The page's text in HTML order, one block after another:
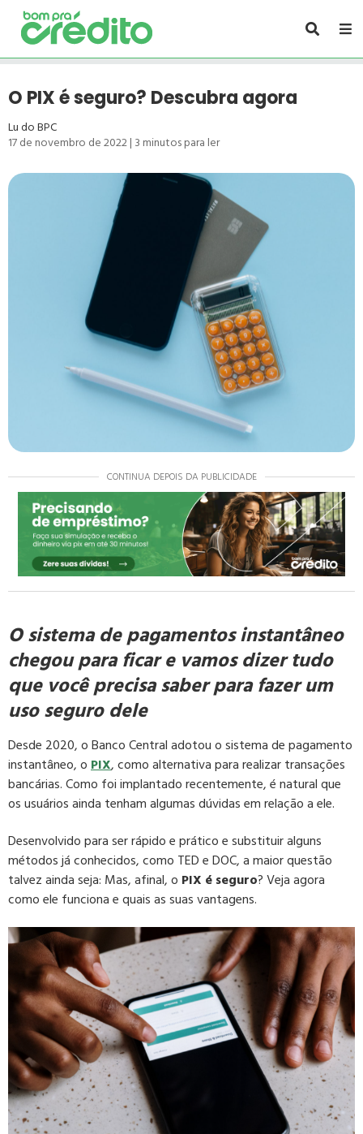
O PIX é seguro? Descubra agora
Lu do BPC
17 de novembro de 2022| 3minutos para ler
CONTINUA DEPOIS DA PUBLICIDADE
O sistema de pagamentos instantâneo
chegou para ficar e vamos dizer tudo
que você precisa saber para fazer um
uso seguro dele
Desde 2020, o Banco Central adotou o sistema de pagamento
instantâneo, oPIX, como alternativa para realizar transações
bancárias. Como foi implantado recentemente, é natural que
os usuários ainda tenham algumas dúvidas em relação a ele.
Desenvolvido para ser rápido e prático e substituir alguns
métodos já conhecidos, como TED e DOC, a maior questão
talvez ainda seja: Mas, afinal, o PIX é seguro? Veja agora
como ele funciona e quais as suas vantagens.